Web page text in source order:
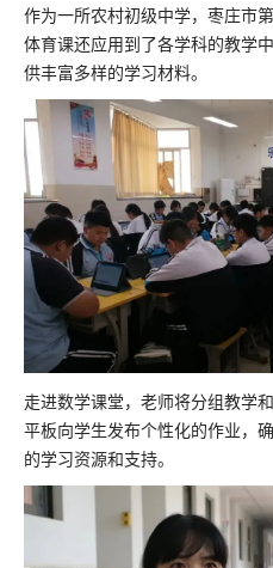
作为一所农村初级中学，枣庄市
体育课还应用到了各学科的教学
供丰富多样的学习材料。
走进数学课堂，老师将分组教学
平板向学生发布个性化的作业，
的学习资源和支持。